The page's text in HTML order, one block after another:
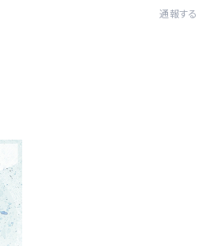
通報する